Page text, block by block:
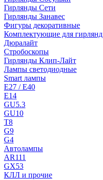
Гирлянды Сети
Гирлянды Занавес
Фигуры декоративные
Комплектующие для гирлянд
Дюралайт
Стробоскопы
Гирлянды Клип-Лайт
Лампы светодиодные
Smart лампы
E27 / E40
E14
GU5.3
GU10
T8
G9
G4
Автолампы
AR111
GX53
КЛЛ и прочие